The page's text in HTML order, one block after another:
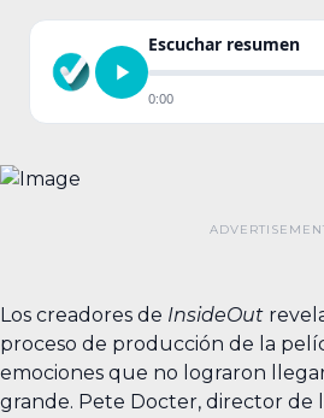
Escuchar resumen
0:00
Los creadores de InsideOut
proceso de producción de la
emociones que no lograron
grande. Pete Docter, director de